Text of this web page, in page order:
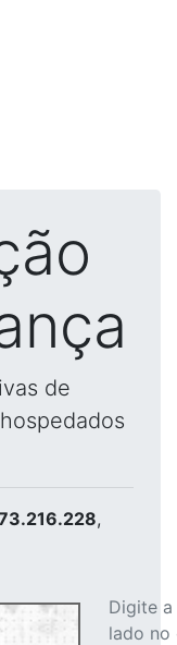
de
,
Digite
lado no